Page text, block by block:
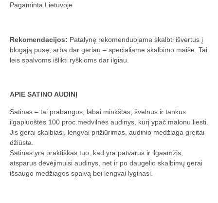
Pagaminta Lietuvoje
Rekomendacijos: Patalynę rekomenduojama skalbti išvertus į
blogąją pusę, arba dar geriau – specialiame skalbimo maiše. Tai
leis spalvoms išlikti ryškioms dar ilgiau.
APIE SATINO AUDINĮ
Satinas – tai prabangus, labai minkštas, švelnus ir tankus
ilgapluoštės 100 proc.medvilnės audinys, kurį ypač malonu liesti.
Jis gerai skalbiasi, lengvai prižiūrimas, audinio medžiaga greitai
džiūsta.
Satinas yra praktiškas tuo, kad yra patvarus ir ilgaamžis,
atsparus dėvėjimuisi audinys, net ir po daugelio skalbimų gerai
išsaugo medžiagos spalvą bei lengvai lyginasi.